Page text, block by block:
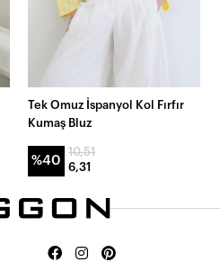
Tek Omuz İspanyol Kol Fırfır
Kumaş Bluz
%40
10,51
6,31